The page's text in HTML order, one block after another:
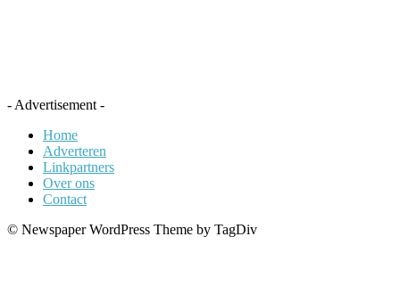
- Advertisement -
Home
Adverteren
Linkpartners
Over ons
Contact
© Newspaper WordPress Theme by TagDiv